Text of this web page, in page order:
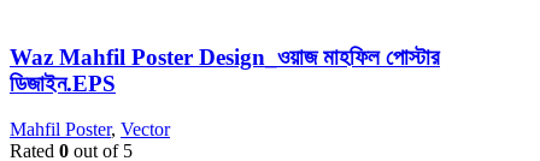
Waz Mahfil Poster Design_ওয়াজ মাহফিল পোস্টার
ডিজাইন.EPS
Mahfil Poster, Vector
Rated 0 out of 5